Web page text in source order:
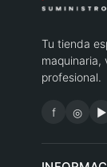
Tu tienda
maquinaria,
profesional.
f ◎ ▶